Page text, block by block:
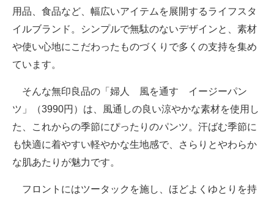
用品、食品など、幅広いアイテムを展開するライフスタ
イルブランド。シンプルで無駄のないデザインと、素材
や使い心地にこだわったものづくりで多くの支持を集め
ています。
そんな無印良品の「婦人 風を通す イージーパン
ツ」（3990円）は、風通しの良い涼やかな素材を使用し
た、これからの季節にぴったりのパンツ。汗ばむ季節に
も快適に着やすい軽やかな生地感で、さらりとやわらか
な肌あたりが魅力です。
フロントにはツータックを施し、ほどよくゆとりを持